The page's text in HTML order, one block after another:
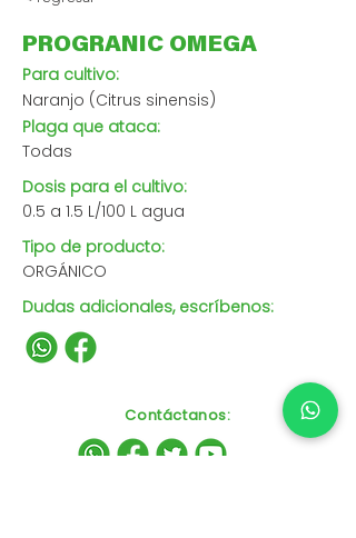
PROGRANIC OMEGA
Para cultivo:
Naranjo (Citrus sinensis)
Plaga que ataca:
Todas
Dosis para el cultivo:
0.5 a 1.5 L/100 L agua
Tipo de producto:
ORGÁNICO
Dudas adicionales, escríbenos:
Contáctanos: